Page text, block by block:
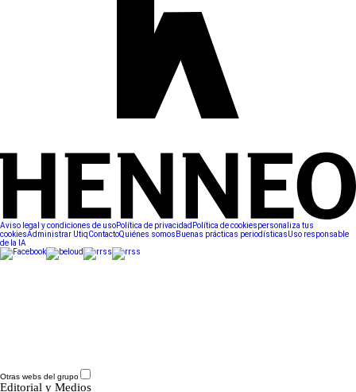
Aviso legal y condiciones de usoPolítica de privacidad Política de cookiespersonaliza tus
cookiesAdministrar UtiqContactoQuiénes somos Buenas prácticas periodísticasUso responsable
de la IA
Otras webs del grupo
Editorial y Medios